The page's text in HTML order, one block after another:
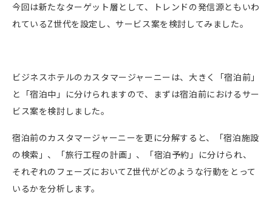
今回は新たなターゲット層として、トレンドの発信源ともいわ
れているZ世代を設定し、サービス案を検討してみました。
ビジネスホテルのカスタマージャーニーは、大きく「宿泊前」
と「宿泊中」に分けられますので、まずは宿泊前におけるサー
ビス案を検討しました。
宿泊前のカスタマージャーニーを更に分解すると、「宿泊施設
の検索」、「旅行工程の計画」、「宿泊予約」に分けられ、
それぞれのフェーズにおいて Z世代がどのような行動をとって
いるかを分析します。